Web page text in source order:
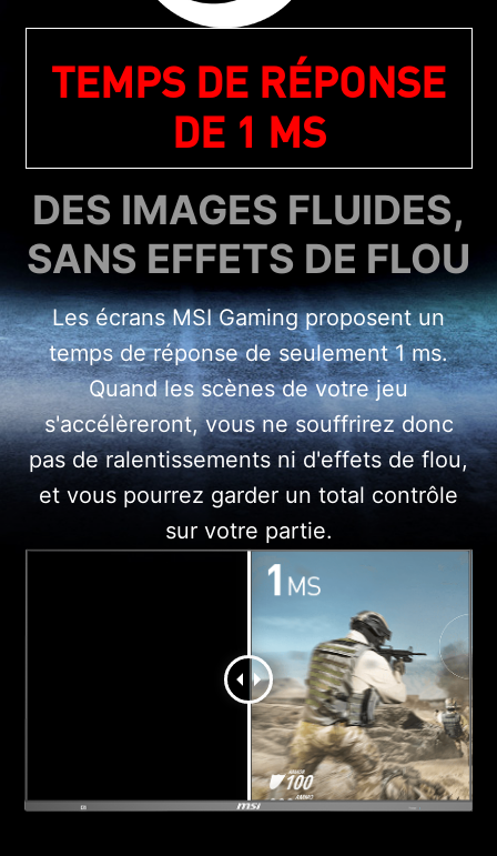
TEMPS DE RÉPONSE
DE 1 MS
DES IMAGES FLUIDES,
SANS EFFETS DE FLOU
Les écrans MSI Gaming proposent un
temps de réponse de seulement 1 ms.
Quand les scènes de votre jeu
s'accélèreront, vous ne souffrirez donc
pas de ralentissements ni d'effets de flou,
et vous pourrez garder un total contrôle
sur votre partie.